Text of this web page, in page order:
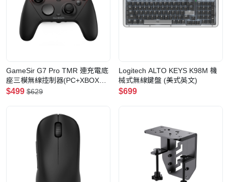
GameSir G7 Pro TMR 連充電底
座三模無線控制器(PC+XBOX有
線授權版-黑色)
$499 $629
Logitech ALTO KEYS K98M 機
械式無線鍵盤 (美式英文)
$699